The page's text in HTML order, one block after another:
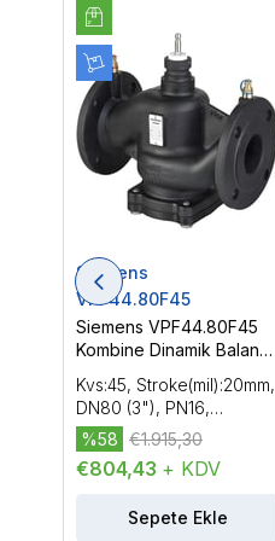
Siemens
VPF44.80F45
Siemens VPF44.80F45
Kombine Dinamik Balans
DN80 (3"), PN16
Kvs:45, Stroke(mil):20mm,
DN80 (3"), PN16,
Basınçtan Bağımsız
Dinamik Kombine Balans
Vanası (PICV)
€804,43 + KDV
%58 €1.915,30
Sepete Ekle